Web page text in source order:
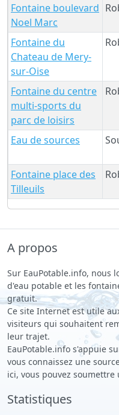
Fontaine boulevard
Noel Marc
Fontaine du
Chateau de Mery-
sur-Oise
Fontaine du centre
multi-sports du
parc de loisirs
Eau de sources
Fontaine place des
Tilleuils
A propos
Sur EauPotable.info, nous
d'eau potable et les
gratuit.
Ce site Internet est utile
visiteurs qui souhaitent
leur trajet.
EauPotable.info s'appuie
vous connaissez une
ici, vous pouvez soumettre
Statistiques